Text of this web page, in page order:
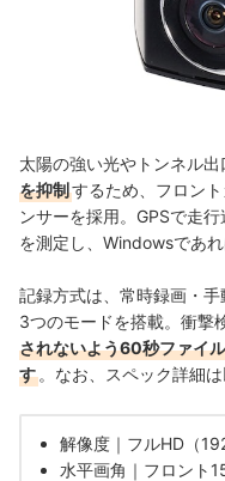
太陽の強い光やトンネル出
を抑制するため、フロン
ンサーを採用。GPSで走
を測定し、Windowsであ
記録方式は、常時録画・
3つのモードを搭載。衝撃
されないよう60秒ファイ
す 。なお、スペック詳細は
解像度｜フルHD（
水平画角｜フロント